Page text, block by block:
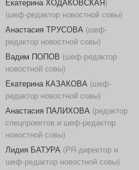
(шеф-редактор новостной совы)
Анастасия ТРУСОВА (шеф-
редактор новостной совы)
Вадим ПОПОВ (шеф-редактор
новостной совы)
Екатерина КАЗАКОВА (шеф-
редактор новостной совы)
Анастасия ПАЛИХОВА (редактор
спецпроектов и шеф-редактор
новостной совы)
Лидия БАТУРА (PR-директор и
шеф-редактор новостной совы)